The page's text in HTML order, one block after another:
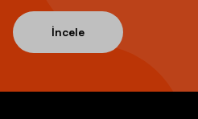
İncele